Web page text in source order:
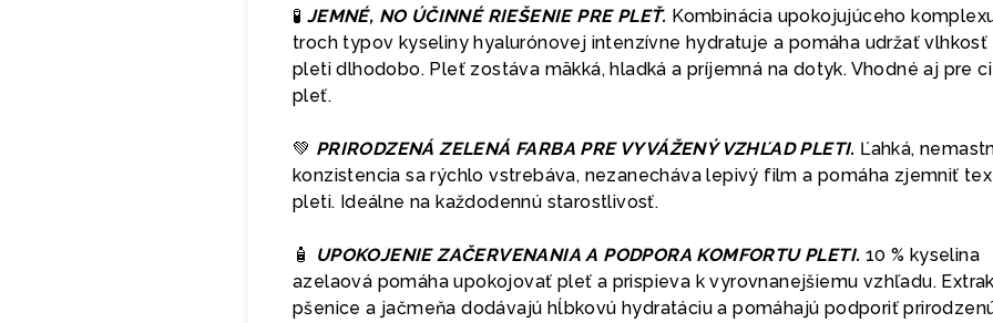
🧪 JEMNÉ, NO ÚČINNÉ RIEŠENIE PRE PLEŤ. Kombinácia upokojujúceho
troch typov kyseliny hyalurónovej intenzívne hydratuje a pomáha udržať vlhkosť
pleti dlhodobo. Pleť zostáva mäkká, hladká a príjemná na dotyk. Vhodné aj pre
pleť.
💚 PRIRODZENÁ ZELENÁ FARBA PRE VYVÁŽENÝ VZHĽAD PLETI. Ľahká,
konzistencia sa rýchlo vstrebáva, nezanecháva lepivý film a pomáha zjemniť
pleti. Ideálne na každodennú starostlivosť.
🧴 UPOKOJENIE ZAČERVENANIA A PODPORA KOMFORTU PLETI. 10 % kyselina
azelaová pomáha upokojovať pleť a prispieva k vyrovnanejšiemu vzhľadu.
pšenice a jačmeňa dodávajú hĺbkovú hydratáciu a pomáhajú podporiť